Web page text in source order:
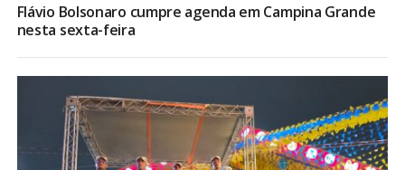
Flávio Bolsonaro cumpre agenda em Campina Grande
nesta sexta-feira